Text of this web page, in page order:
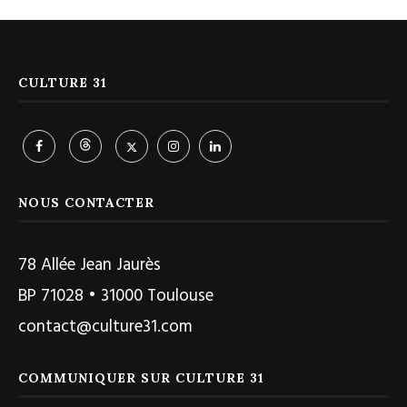
CULTURE 31
NOUS CONTACTER
78 Allée Jean Jaurès
BP 71028 • 31000 Toulouse
contact@culture31.com
COMMUNIQUER SUR CULTURE 31